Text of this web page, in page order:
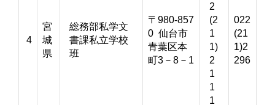
4
宮
城
県
総務部私学文
書課私立学校
班
〒980-857
0 仙台市
青葉区本
町3－8－1
2
(2
1
1)
2
1
1
1
022
(21
1)2
296